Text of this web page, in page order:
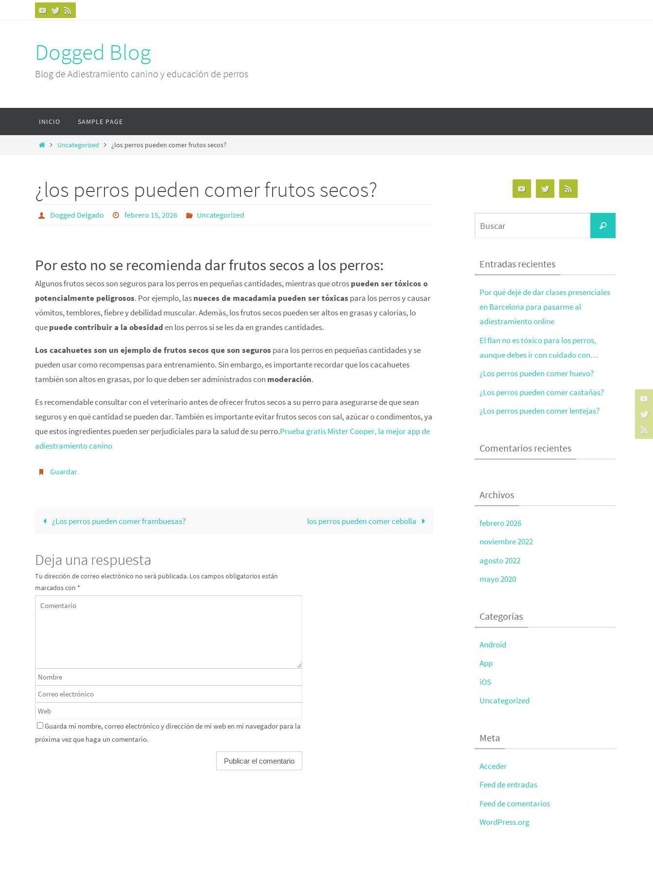
Dogged Blog
Blog de Adiestramiento canino y educación de perros
INICIO SAMPLE PAGE
Uncategorized ¿los perros pueden comer frutos secos?
¿los perros pueden comer frutos secos?
Dogged Delgado febrero 15, 2026 Uncategorized
Por esto no se recomienda dar frutos secos a los perros:
Algunos frutos secos son seguros para los perros en pequeñas cantidades, mientras que otrospueden ser tóxicos o
potencialmente peligrosos. Por ejemplo, lasnueces de macadamia pueden ser tóxicas para los perros y causar
vómitos, temblores, fiebre y debilidad muscular. Además, los frutos secos pueden ser altos en grasas y calorías, lo
quepuede contribuir a la obesidaden los perros si se les da en grandes cantidades.
Los cacahuetes son un ejemplo de frutos secos que son seguros para los perros en pequeñas cantidades y se
pueden usar como recompensas para entrenamiento. Sin embargo, es importante recordar que los cacahuetes
también son altos en grasas, por lo que deben ser administrados con moderación.
Es recomendable consultar con el veterinario antes de ofrecer frutos secos a su perro para asegurarse de que sean
seguros y en qué cantidad se pueden dar. También es importante evitar frutos secos con sal, azúcar o condimentos, ya
que estos ingredientes pueden ser perjudiciales para la salud de su perro.Prueba gratis Mister Cooper, la mejor app de
adiestramiento canino
Guardar.
¿Los perros pueden comer frambuesas? los perros pueden comer cebolla
Deja una respuesta
Tu dirección de correo electrónico no será publicada. Los campos obligatorios están
marcados con *
Guarda mi nombre, correo electrónico y dirección de mi web en mi navegador para la
próxima vez que haga un comentario.
Entradas recientes
Por qué dejé de dar clases presenciales
en Barcelona para pasarme al
adiestramiento online
El flan no es tóxico para los perros,
aunque debes ir con cuidado con…
¿Los perros pueden comer huevo?
¿Los perros pueden comer castañas?
¿Los perros pueden comer lentejas?
Comentarios recientes
Archivos
febrero 2026
noviembre 2022
agosto 2022
mayo 2020
Categorías
Android
App
iOS
Uncategorized
Meta
Acceder
Feed de entradas
Feed de comentarios
WordPress.org